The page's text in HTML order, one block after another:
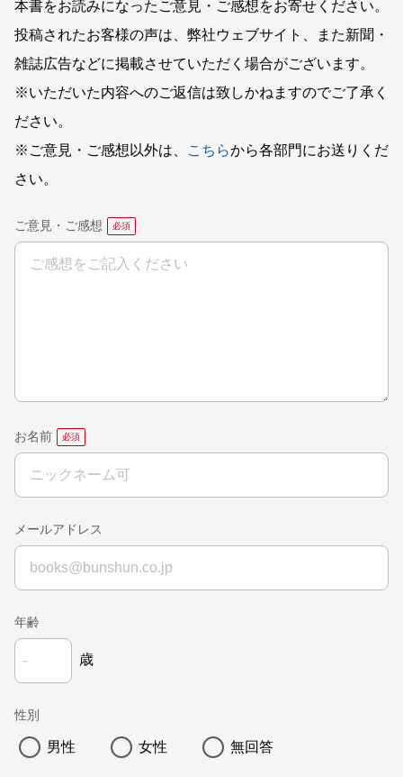
本書をお読みになったご意見・ご感想をお寄せください。
投稿されたお客様の声は、弊社ウェブサイト、また新聞・
雑誌広告などに掲載させていただく場合がございます。
※いただいた内容へのご返信は致しかねますのでご了承く
ださい。
※ご意見・ご感想以外は、
こちらから各部門にお送りくだ
さい。
ご意見・ご感想
お名前
メールアドレス
年齢
歳
性別
男性 女性 無回答